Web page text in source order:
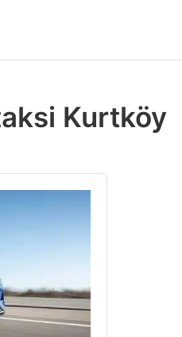
Kurtköy